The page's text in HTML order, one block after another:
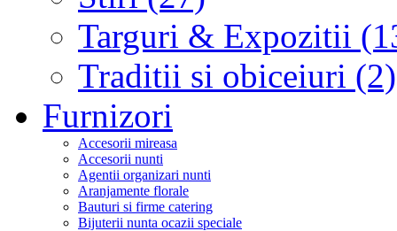
Targuri & Expozitii
Traditii si obiceiuri (2)
Furnizori
Accesorii mireasa
Accesorii nunti
Agentii organizari nunti
Aranjamente florale
Bauturi si firme catering
Bijuterii nunta ocazii speciale